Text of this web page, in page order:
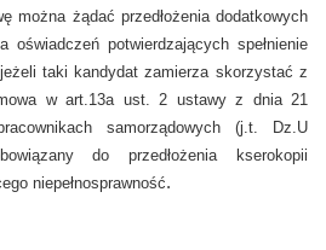
można żądać przedłożenia dodatkowych
oświadczeń potwierdzających spełnienie
taki kandydat zamierza skorzystać z
w art.13a ust. 2 ustawy z dnia 21
samorządowych (j.t. Dz.U
do przedłożenia kserokopii
niepełnosprawność.